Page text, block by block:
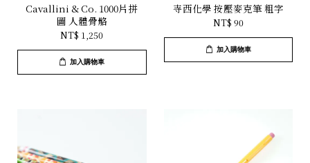
Cavallini & Co. 1000片拼
圖 人體骨骼
NT$ 1,250
加入購物車
寺西化學 按壓麥克筆 粗字
NT$ 90
加入購物車